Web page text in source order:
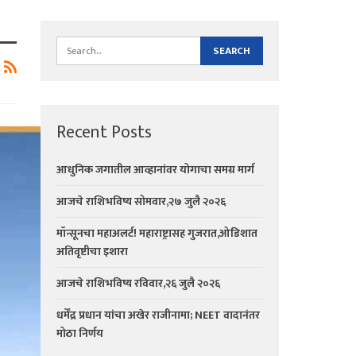
Recent Posts
आधुनिक जगातील आव्हानांवर योगाचा समग्र मार्ग
आजचे राशिभविष्य सोमवार,२७ जुलै २०२६
मॉन्सूनचा महाअलर्ट! महाराष्ट्रासह गुजरात,ओडिशात
अतिवृष्टीचा इशारा
आजचे राशिभविष्य रविवार,२६ जुलै २०२६
धर्मेंद्र प्रधान यांचा अखेर राजीनामा; NEET वादानंतर
मोठा निर्णय